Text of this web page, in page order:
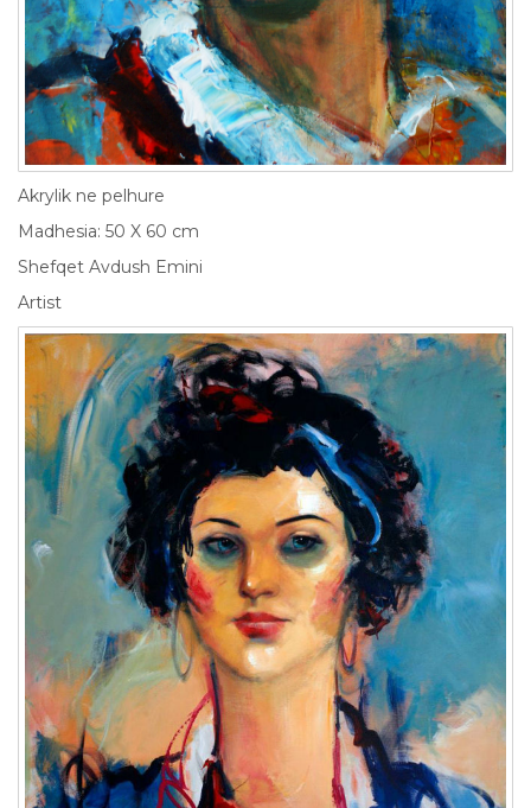
Akrylik ne pelhure
Madhesia: 50 X 60 cm
Shefqet Avdush Emini
Artist